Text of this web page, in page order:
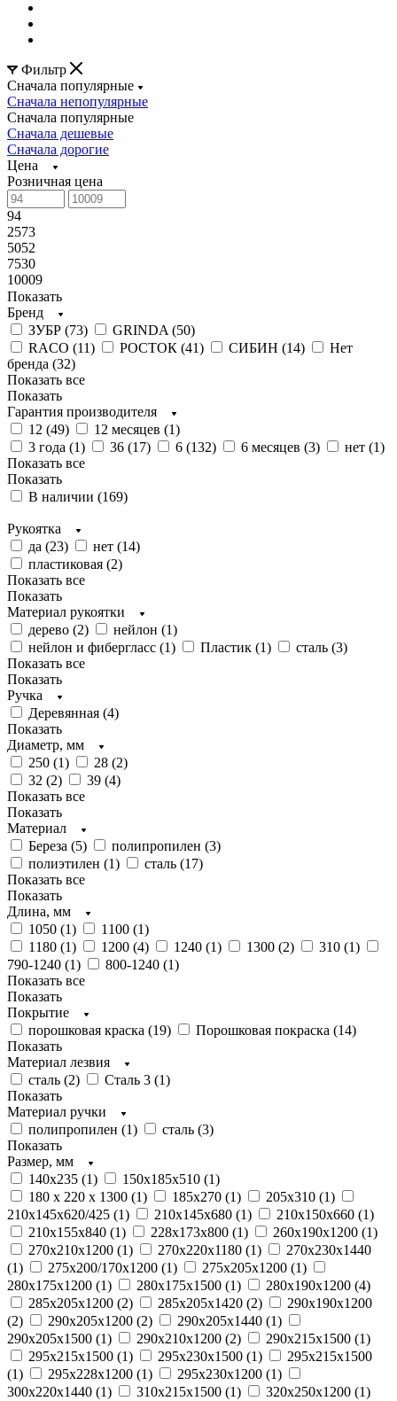
Фильтр
Сначала популярные
Сначала непопулярные
Сначала популярные
Сначала дешевые
Сначала дорогие
Цена
Розничная цена
94
2573
5052
7530
10009
Показать
Бренд
ЗУБР (73) GRINDA (50)
RACO (11) РОСТОК (41) СИБИН (14)
Нет
бренда (32)
Показать все
Показать
Гарантия производителя
12 (49) 12 месяцев (1)
3 года (1) 36 (17) 6 (132) 6 месяцев (3) нет (1)
Показать все
Показать
В наличии (169)
Рукоятка
да (23) нет (14)
пластиковая (2)
Показать все
Показать
Материал рукоятки
дерево (2) нейлон (1)
нейлон и фибергласс (1) Пластик (1) сталь (3)
Показать все
Показать
Ручка
Деревянная (4)
Показать
Диаметр, мм
250 (1) 28 (2)
32 (2) 39 (4)
Показать все
Показать
Материал
Береза (5) полипропилен (3)
полиэтилен (1) сталь (17)
Показать все
Показать
Длина, мм
1050 (1) 1100 (1)
1180 (1) 1200 (4) 1240 (1) 1300 (2) 310 (1)
790-1240 (1) 800-1240 (1)
Показать все
Показать
Покрытие
порошковая краска (19) Порошковая покраска (14)
Показать
Материал лезвия
сталь (2) Сталь 3 (1)
Показать
Материал ручки
полипропилен (1) сталь (3)
Показать
Размер, мм
140х235 (1) 150х185х510 (1)
180 х 220 х 1300 (1) 185х270 (1) 205х310 (1)
210х145х620/425 (1) 210х145х680 (1) 210х150х660 (1)
210х155х840 (1) 228х173x800 (1) 260х190х1200 (1)
270х210х1200 (1) 270х220х1180 (1)
270х230х1440
(1) 275х200/170х1200 (1) 275х205х1200 (1)
280х175х1200 (1) 280х175х1500 (1) 280х190х1200 (4)
285х205х1200 (2) 285х205х1420 (2)
290x190x1200
(2) 290х205х1200 (2) 290х205х1440 (1)
290х205х1500 (1) 290х210х1200 (2) 290х215х1500 (1)
295x215x1500 (1) 295x230x1500 (1)
295х215х1500
(1) 295х228х1200 (1) 295х230x1200 (1)
300х220х1440 (1) 310х215х1500 (1) 320х250х1200 (1)